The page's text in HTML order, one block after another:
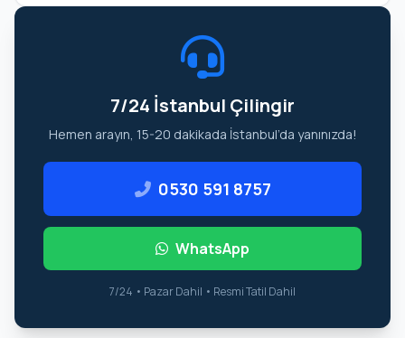
7/24 İstanbul Çilingir
Hemen arayın, 15-20 dakikada İstanbul’da yanınızda!
0530 591 8757
WhatsApp
7/24 • Pazar Dahil • Resmi Tatil Dahil